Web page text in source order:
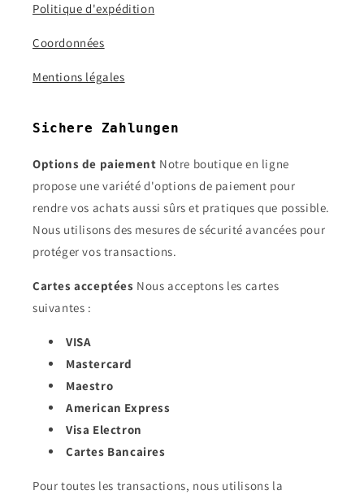
Politique d'expédition
Coordonnées
Mentions légales
Sichere Zahlungen
Options de paiement Notre boutique en ligne
propose une variété d'options de paiement pour
rendre vos achats aussi sûrs et pratiques que possible.
Nous utilisons des mesures de sécurité avancées pour
protéger vos transactions.
Cartes acceptées Nous acceptons les cartes
suivantes :
VISA
Mastercard
Maestro
American Express
Visa Electron
Cartes Bancaires
Pour toutes les transactions, nous utilisons la